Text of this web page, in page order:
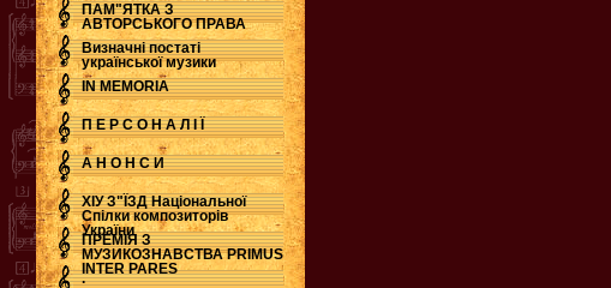
ПАМ"ЯТКА З
АВТОРСЬКОГО ПРАВА
Визначні постаті
української музики
IN MEMORIA
П Е Р С О Н А Л І Ї
А Н О Н С И
ХІУ З"ЇЗД Національної
Спілки композиторів
України
ПРЕМІЯ З
МУЗИКОЗНАВСТВА PRIMUS
INTER PARES
.